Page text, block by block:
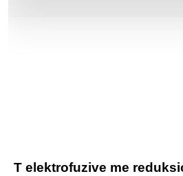
T elektrofuzive me